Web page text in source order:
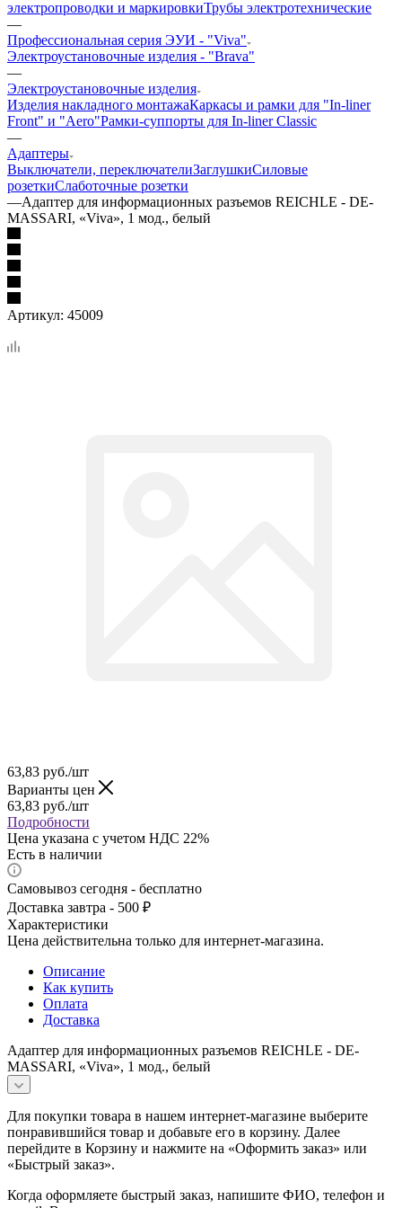
электропроводки и маркировкиТрубы электротехнические
—
Профессиональная серия ЭУИ - "Viva"
Электроустановочные изделия - "Brava"
—
Электроустановочные изделия
Изделия накладного монтажаКаркасы и рамки для "In-liner
Front" и "Aero"Рамки-суппорты для In-liner Classic
—
Адаптеры
Выключатели, переключателиЗаглушкиСиловые
розеткиСлаботочные розетки
—Адаптер для информационных разъемов REICHLE - DE-
MASSARI, «Viva», 1 мод., белый
Артикул: 45009
63,83 руб./шт
Варианты цен
63,83 руб./шт
Подробности
Цена указана с учетом НДС 22%
Есть в наличии
Самовывоз сегодня - бесплатно
Доставка завтра - 500 ₽
Характеристики
Цена действительна только для интернет-магазина.
Описание
Как купить
Оплата
Доставка
Адаптер для информационных разъемов REICHLE - DE-
MASSARI, «Viva», 1 мод., белый
Для покупки товара в нашем интернет-магазине выберите
понравившийся товар и добавьте его в корзину. Далее
перейдите в Корзину и нажмите на «Оформить заказ» или
«Быстрый заказ».
Когда оформляете быстрый заказ, напишите ФИО, телефон и